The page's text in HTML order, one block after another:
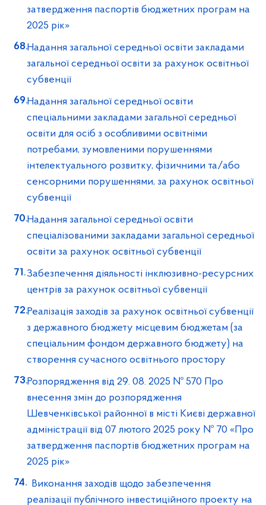
затвердження паспортів бюджетних програм на
2025 рік»
Надання загальної середньої освіти закладами
загальної середньої освіти за рахунок освітньої
субвенції
Надання загальної середньої освіти
спеціальними закладами загальної середньої
освіти для осіб з особливими освітніми
потребами, зумовленими порушеннями
інтелектуального розвитку, фізичними та/або
сенсорними порушеннями, за рахунок освітньої
субвенції
Надання загальної середньої освіти
спеціалізованими закладами загальної середньої
освіти за рахунок освітньої субвенції
Забезпечення діяльності інклюзивно-ресурсних
центрів за рахунок освітньої субвенції
Реалізація заходів за рахунок освітньої субвенції
з державного бюджету місцевим бюджетам (за
спеціальним фондом державного бюджету) на
створення сучасного освітнього простору
Розпорядження від 29. 08. 2025 № 570 Про
внесення змін до розпорядження
Шевченківської районної в місті Києві державної
адміністрації від 07 лютого 2025 року № 70 «Про
затвердження паспортів бюджетних програм на
2025 рік»
Виконання заходів щодо забезпечення
реалізації публічного інвестиційного проекту на